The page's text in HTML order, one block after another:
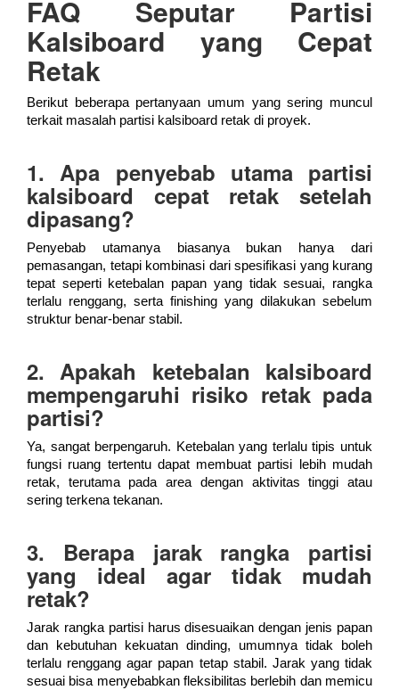
FAQ Seputar Partisi
Kalsiboard yang Cepat
Retak
Berikut beberapa pertanyaan umum yang sering muncul
terkait masalah partisi kalsiboard retak di proyek.
1. Apa penyebab utama partisi
kalsiboard cepat retak setelah
dipasang?
Penyebab utamanya biasanya bukan hanya dari
pemasangan, tetapi kombinasi dari spesifikasi yang kurang
tepat seperti ketebalan papan yang tidak sesuai, rangka
terlalu renggang, serta finishing yang dilakukan sebelum
struktur benar-benar stabil.
2. Apakah ketebalan kalsiboard
mempengaruhi risiko retak pada
partisi?
Ya, sangat berpengaruh. Ketebalan yang terlalu tipis untuk
fungsi ruang tertentu dapat membuat partisi lebih mudah
retak, terutama pada area dengan aktivitas tinggi atau
sering terkena tekanan.
3. Berapa jarak rangka partisi
yang ideal agar tidak mudah
retak?
Jarak rangka partisi harus disesuaikan dengan jenis papan
dan kebutuhan kekuatan dinding, umumnya tidak boleh
terlalu renggang agar papan tetap stabil. Jarak yang tidak
sesuai bisa menyebabkan fleksibilitas berlebih dan memicu